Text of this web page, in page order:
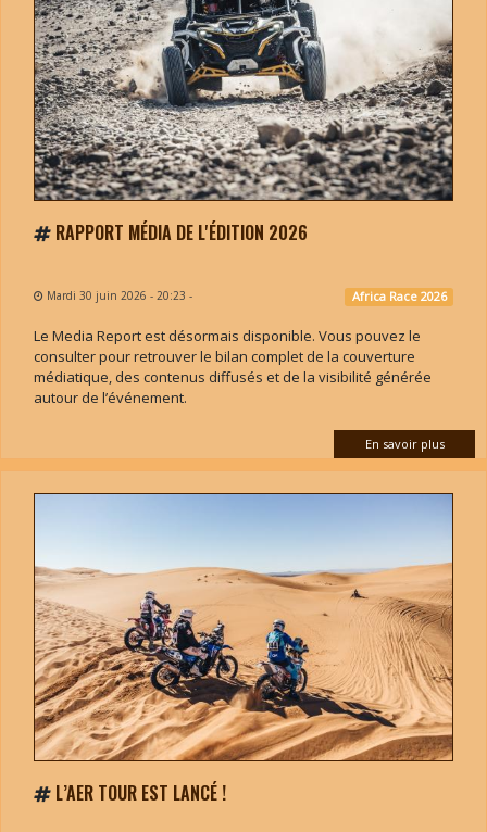
RAPPORT MÉDIA DE L'ÉDITION 2026
Mardi 30 juin 2026 - 20:23 - Africa Race 2026
Le Media Report est désormais disponible. Vous pouvez le
consulter pour retrouver le bilan complet de la couverture
médiatique, des contenus diffusés et de la visibilité générée
autour de l’événement.
En savoir plus
L’AER TOUR EST LANCÉ !